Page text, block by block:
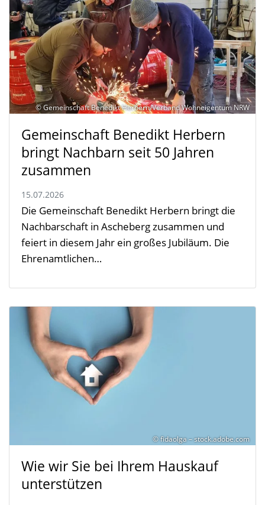
© Gemeinschaft Benedikt Herbern/Verband Wohneigentum NRW
Gemeinschaft Benedikt Herbern
bringt Nachbarn seit 50 Jahren
zusammen
15.07.2026
Die Gemeinschaft Benedikt Herbern bringt die
Nachbarschaft in Ascheberg zusammen und
feiert in diesem Jahr ein großes Jubiläum. Die
Ehrenamtlichen…
© fidaolga – stock.adobe.com
Wie wir Sie bei Ihrem Hauskauf
unterstützen